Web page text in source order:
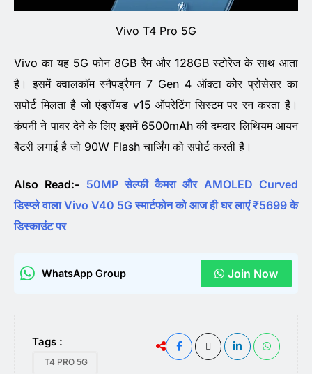
Vivo T4 Pro 5G
Vivo का यह 5G फोन 8GB रैम और 128GB स्टोरेज के साथ आता
है। इसमें क्वालकॉम स्नैपड्रैगन 7 Gen 4 ऑक्टा कोर प्रोसेसर का
सपोर्ट मिलता है जो एंड्रॉयड v15 ऑपरेटिंग सिस्टम पर रन करता है।
कंपनी ने पावर देने के लिए इसमें 6500mAh की दमदार लिथियम आयन
बैटरी लगाई है जो 90W Flash चार्जिंग को सपोर्ट करती है।
Also Read:- 50MP सेल्फी कैमरा और AMOLED Curved
डिस्प्ले वाला Vivo V40 5G स्मार्टफोन को आज ही घर लाएं ₹5699 के
डिस्काउंट पर
WhatsApp Group Join Now
Tags :
T4 PRO 5G